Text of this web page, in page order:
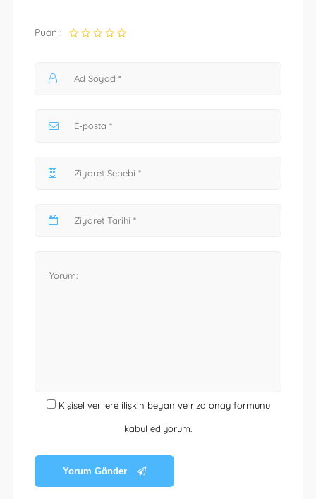
Puan :
Kişisel verilere ilişkin beyan ve rıza onay formunu
kabul ediyorum.
Yorum Gönder